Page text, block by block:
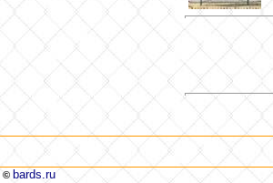
© bards.ru